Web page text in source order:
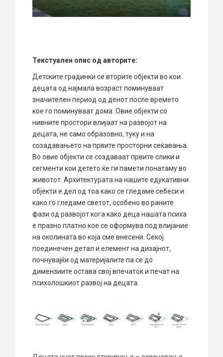
Текстуален опис од авторите:
Детските градинки се вторите објекти во кои
децата од најмала возраст поминуваат
значителен период од денот после времето
кое го поминуваат дома. Овие објекти со
нивните простори влијаат на развојот на
децата, не само образовно, туку и на
созадавањето на првите просторни сеќавања.
Во овие објекти се создаваат првите слики и
сегменти кои детето ќе ги памети понатаму во
животот. Архитектурата на нашите едукативни
објекти е дел од тоа како се гледаме себеси и
како го гледаме светот, особено во раните
фази од развојот кога како деца нашата психа
е празно платно кое се оформува под влијание
на околината во која сме внесени. Секој
поединечен детал и елемент на дизајнот,
почнувајќи од материјалите па се до
димензиите остава свој впечаток и печат на
психолошкиот развој на децата.